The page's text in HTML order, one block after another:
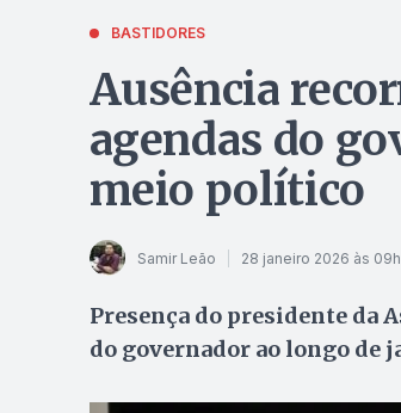
BASTIDORES
Ausência
agendas do
meio político
Samir Leão 28 janeiro 2026 às
Presença do presidente da
do governador ao longo de